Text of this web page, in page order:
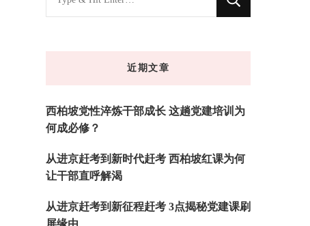
什
近期文章
西柏坡党性淬炼干部成长 这趟党建培训为
何成必修？
从进京赶考到新时代赶考 西柏坡红课为何
让干部直呼解渴
从进京赶考到新征程赶考 3点揭秘党建课刷
屏缘由